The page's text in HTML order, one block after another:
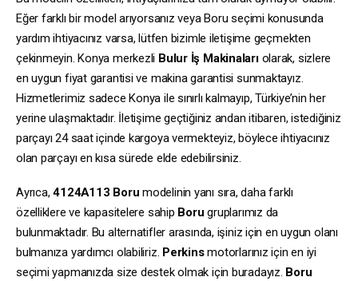
Eğer farklı bir model arıyorsanız veya Boru seçimi konusunda
yardım ihtiyacınız varsa, lütfen bizimle iletişime geçmekten
çekinmeyin. Konya merkezli Bulur İş Makinalarıolarak, sizlere
en uygun fiyat garantisi ve makina garantisi sunmaktayız.
Hizmetlerimiz sadece Konya ile sınırlı kalmayıp, Türkiye’nin her
yerine ulaşmaktadır. İletişime geçtiğiniz andan itibaren, istediğiniz
parçayı 24 saat içinde kargoya vermekteyiz, böylece ihtiyacınız
olan parçayı en kısa sürede elde edebilirsiniz.
Ayrıca,4124A113 Boru modelinin yanı sıra, daha farklı
özelliklere ve kapasitelere sahip Boru gruplarımız da
bulunmaktadır. Bu alternatifler arasında, işiniz için en uygun olanı
bulmanıza yardımcı olabiliriz. Perkinsmotorlarınız için en iyi
seçimi yapmanızda size destek olmak için buradayız. Boru